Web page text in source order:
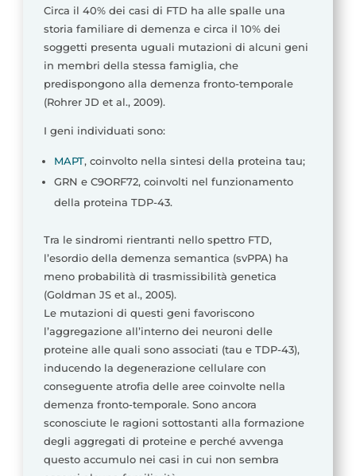
Circa il 40% dei casi di FTD ha alle spalle una
storia familiare di demenza e circa il 10% dei
soggetti presenta uguali mutazioni di alcuni geni
in membri della stessa famiglia, che
predispongono alla demenza fronto-temporale
(Rohrer JD et al., 2009).
I geni individuati sono:
MAPT, coinvolto nella sintesi della proteina tau;
GRN e C9ORF72, coinvolti nel funzionamento
della proteina TDP-43.
Tra le sindromi rientranti nello spettro FTD,
l’esordio della demenza semantica (svPPA) ha
meno probabilità di trasmissibilità genetica
(Goldman JS et al., 2005).
Le mutazioni di questi geni favoriscono
l’aggregazione all’interno dei neuroni delle
proteine alle quali sono associati (tau e TDP-43),
inducendo la degenerazione cellulare con
conseguente atrofia delle aree coinvolte nella
demenza fronto-temporale. Sono ancora
sconosciute le ragioni sottostanti alla formazione
degli aggregati di proteine e perché avvenga
questo accumulo nei casi in cui non sembra